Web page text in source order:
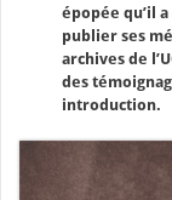
épopée qu’il
publier ses
archives de
des
introduction.